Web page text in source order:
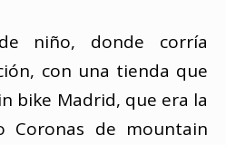
niño, donde corría
con una tienda que
bike Madrid, que era la
Coronas de mountain